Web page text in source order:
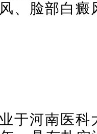
、脸部白
于河南医科